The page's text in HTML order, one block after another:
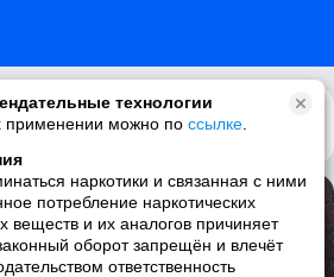
технологии
применении можно по ссылке
наркотики и связанная с ними
потребление наркотических
веществ и их аналогов причиняет
оборот запрещён и влечёт
ответственность